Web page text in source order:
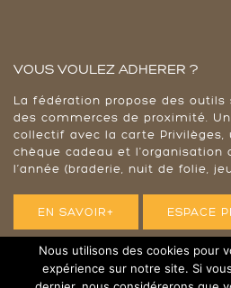
VOUS VOULEZ ADHERER ?
La fédération propose des outils
des commerces de proximité.
collectif avec la carte Privilèges,
chèque cadeau et
l’année (braderie, nuit de folie,
EN SAVOIR+ ESPACE
Nous utilisons des cookies pour
expérience sur notre site. Si